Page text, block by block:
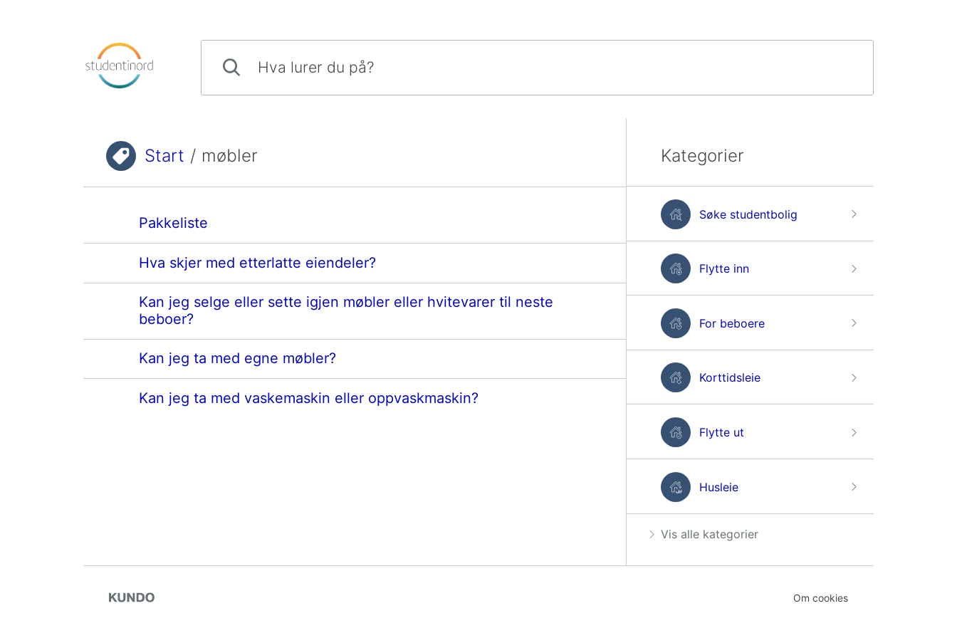
Du er her:Start / møbler
Pakkeliste
Hva skjer med etterlatte eiendeler?
Kan jeg selge eller sette igjen møbler eller hvitevarer til neste
beboer?
Kan jeg ta med egne møbler?
Kan jeg ta med vaskemaskin eller oppvaskmaskin?
Kategorier
Søke studentbolig
Flytte inn
For beboere
Korttidsleie
Flytte ut
Husleie
Vis alle kategorier
Om cookies